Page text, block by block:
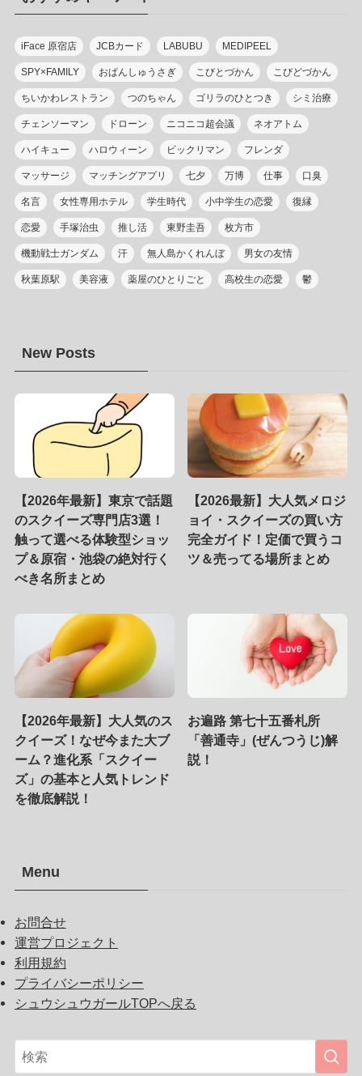
ー
iFace 原宿店 JCBカード LABUBU MEDIPEEL
SPY×FAMILY おぱんしゅうさぎ こびとづかん こびどづかん
ちいかわレストラン つのちゃん ゴリラのひとつき シミ治療
チェンソーマン ドローン ニコニコ超会議 ネオアトム
ハイキュー ハロウィーン ビックリマン フレンダ
マッサージ マッチングアプリ 七夕 万博 仕事 口臭
名言 女性専用ホテル 学生時代 小中学生の恋愛 復縁
恋愛 手塚治虫 推し活 東野圭吾 枚方市
機動戦士ガンダム 汗 無人島かくれんぼ 男女の友情
秋葉原駅 美容液 薬屋のひとりごと 高校生の恋愛 鬱
New Posts
【2026年最新】東京で話題
のスクイーズ専門店3選！
触って選べる体験型ショッ
プ＆原宿・池袋の絶対行く
べき名所まとめ
【2026最新】大人気メロジ
ョイ・スクイーズの買い方
完全ガイド！定価で買うコ
ツ＆売ってる場所まとめ
【2026年最新】大人気のス
クイーズ！なぜ今また大ブ
ーム？進化系「スクイー
ズ」の基本と人気トレンド
を徹底解説！
お遍路 第七十五番札所
「善通寺」(ぜんつうじ)解
説！
Menu
お問合せ
運営プロジェクト
利用規約
プライバシーポリシー
シュウシュウガールTOPへ戻る